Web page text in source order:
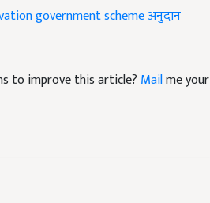
government schemeअनुदान
to improve this article? Mailme your